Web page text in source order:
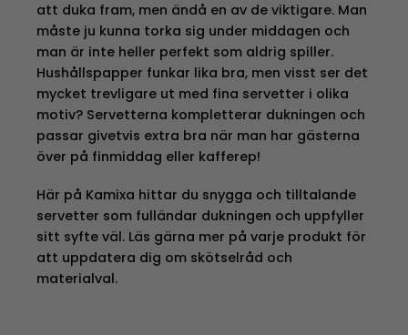
att duka fram, men ändå en av de viktigare. Man
måste ju kunna torka sig under middagen och
man är inte heller perfekt som aldrig spiller.
Hushållspapper funkar lika bra, men visst ser det
mycket trevligare ut med fina servetter i olika
motiv? Servetterna kompletterar dukningen och
passar givetvis extra bra när man har gästerna
över på finmiddag eller kafferep!
Här på Kamixa hittar du snygga och tilltalande
servetter som fulländar dukningen och uppfyller
sitt syfte väl. Läs gärna mer på varje produkt för
att uppdatera dig om skötselråd och
materialval.